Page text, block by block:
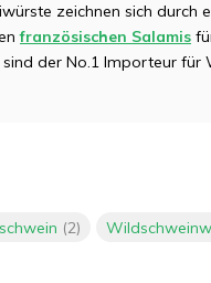
zeichnen sich durch
französischen Salamis
der No.1 Importeur für
(2)